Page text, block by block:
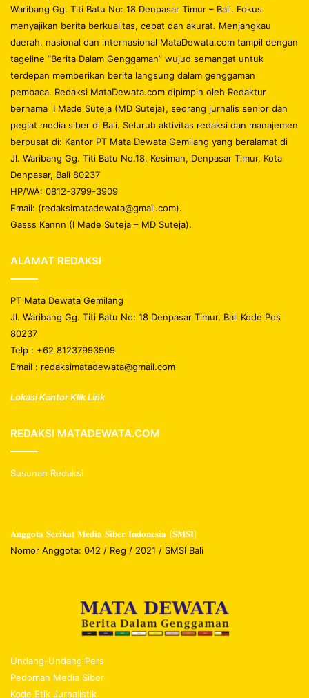
Waribang Gg. Titi Batu No: 18 Denpasar Timur – Bali. Fokus
menyajikan berita berkualitas, cepat dan akurat. Menjangkau
daerah, nasional dan internasional MataDewata.com tampil dengan
tageline “Berita Dalam Genggaman” wujud semangat untuk
terdepan memberikan berita langsung dalam genggaman
pembaca. Redaksi MataDewata.com dipimpin oleh Redaktur
bernama I Made Suteja (MD Suteja), seorang jurnalis senior dan
pegiat media siber di Bali. Seluruh aktivitas redaksi dan manajemen
berpusat di: Kantor PT Mata Dewata Gemilang yang beralamat di
Jl. Waribang Gg. Titi Batu No.18, Kesiman, Denpasar Timur, Kota
Denpasar, Bali 80237
HP/WA: 0812-3799-3909
Email: (redaksimatadewata@gmail.com).
Gasss Kannn (I Made Suteja – MD Suteja).
ALAMAT REDAKSI
PT Mata Dewata Gemilang
Jl. Waribang Gg. Titi Batu No: 18 Denpasar Timur, Bali Kode Pos
80237
Telp : +62 81237993909
Email : redaksimatadewata@gmail.com
Lokasi Kantor Klik Link
REDAKSI MATADEWATA.COM
Susunan Redaksi
𝐀𝐧𝐠𝐠𝐨𝐭𝐚 𝐒𝐞𝐫𝐢𝐤𝐚𝐭 𝐌𝐞𝐝𝐢𝐚 𝐒𝐢𝐛𝐞𝐫 𝐈𝐧𝐝𝐨𝐧𝐞𝐬𝐢𝐚 (𝐒𝐌𝐒𝐈)
Nomor Anggota: 042 / Reg / 2021 / SMSI Bali
Undang-Undang Pers
Pedoman Media Siber
Kode Etik Jurnalistik